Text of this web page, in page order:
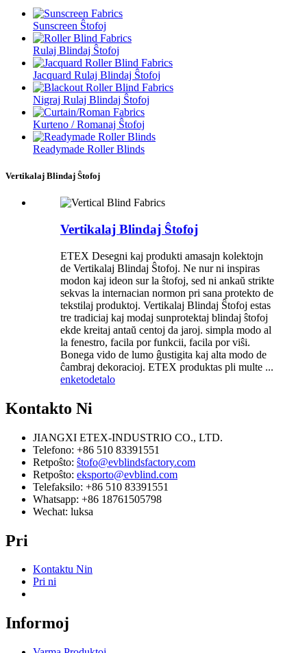
Sunscreen Ŝtofoj
Rulaj Blindaj Ŝtofoj
Jacquard Rulaj Blindaj Ŝtofoj
Nigraj Rulaj Blindaj Ŝtofoj
Kurteno / Romanaj Ŝtofoj
Readymade Roller Blinds
Vertikalaj Blindaj Ŝtofoj
Vertikalaj Blindaj Ŝtofoj
ETEX Desegni kaj produkti amasajn kolektojn
de Vertikalaj Blindaj Ŝtofoj. Ne nur ni inspiras
modon kaj ideon sur la ŝtofoj, sed ni ankaŭ strikte
sekvas la internacian normon pri sana protekto de
tekstilaj produktoj. Vertikalaj Blindaj Ŝtofoj estas
tre tradiciaj kaj modaj sunprotektaj blindaj ŝtofoj
ekde kreitaj antaŭ centoj da jaroj. simpla modo al
la fenestro, facila por funkcii, facila por viŝi.
Bonega vido de lumo ĝustigita kaj alta modo de
ĉambraj dekoracioj. ETEX produktas pli multe ...
enketodetalo
Kontakto Ni
JIANGXI ETEX-INDUSTRIO CO., LTD.
Telefono: +86 510 83391551
Retpoŝto: ŝtofo@evblindsfactory.com
Retpoŝto: eksporto@evblind.com
Telefaksilo: +86 510 83391551
Whatsapp: +86 18761505798
Wechat: luksa
Pri
Kontaktu Nin
Pri ni
Informoj